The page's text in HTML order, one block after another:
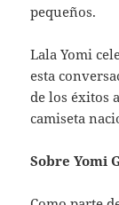
pequeños.
Lala Yomi
esta
de los éxitos
camiseta
Sobre Yomi